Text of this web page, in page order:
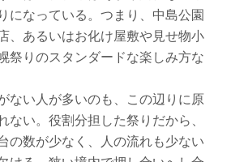
になっている。つまり、中島公園
、あるいはお化け屋敷や見せ物小
祭りのスタンダードな楽しみ方な
ない人が多いのも、この辺りに原
ない。役割分担した祭りだから、
の数が少なく、人の流れも少ない